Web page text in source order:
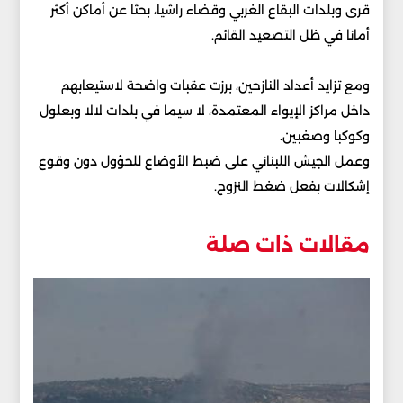
قرى وبلدات البقاع الغربي وقضاء راشيا، بحثا عن أماكن أكثر
أمانا في ظل التصعيد القائم.
ومع تزايد أعداد النازحين، برزت عقبات واضحة لاستيعابهم
داخل مراكز الإيواء المعتمدة، لا سيما في بلدات لالا وبعلول
وكوكبا وصغبين.
وعمل الجيش اللبناني على ضبط الأوضاع للحؤول دون وقوع
إشكالات بفعل ضغط النزوح.
مقالات ذات صلة